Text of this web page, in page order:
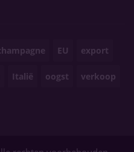
EU export
Italië oogst verkoop